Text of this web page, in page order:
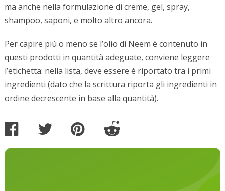
ma anche nella formulazione di creme, gel, spray,
shampoo, saponi, e molto altro ancora.
Per capire più o meno se l’olio di Neem è contenuto in
questi prodotti in quantità adeguate, conviene leggere
l’etichetta: nella lista, deve essere è riportato tra i primi
ingredienti (dato che la scrittura riporta gli ingredienti in
ordine decrescente in base alla quantità).